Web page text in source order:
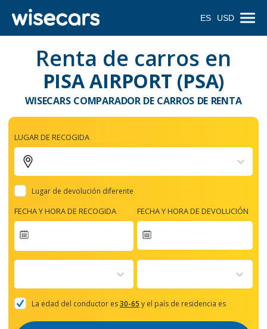
ES USD
Renta de carros en
PISA AIRPORT (PSA)
WISECARS COMPARADOR DE CARROS DE RENTA
LUGAR DE RECOGIDA
Lugar de devolución diferente
FECHA Y HORA DE RECOGIDA
forward
with
the
and
FECHA Y HORA DE DEVOLUCIÓN
La edad del conductor es30-65 y el país de residencia es